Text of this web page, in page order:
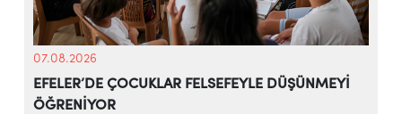
07.08.2026
EFELER’DE ÇOCUKLAR FELSEFEYLE DÜŞÜNMEYİ
ÖĞRENİYOR